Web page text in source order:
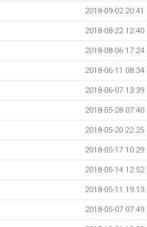
2018-09-02 20:41
2018-08-22 12:40
2018-08-06 17:24
2018-06-11 08:34
2018-06-07 13:39
2018-05-28 07:40
2018-05-20 22:25
2018-05-17 10:29
2018-05-14 12:52
2018-05-11 19:13
2018-05-07 07:49